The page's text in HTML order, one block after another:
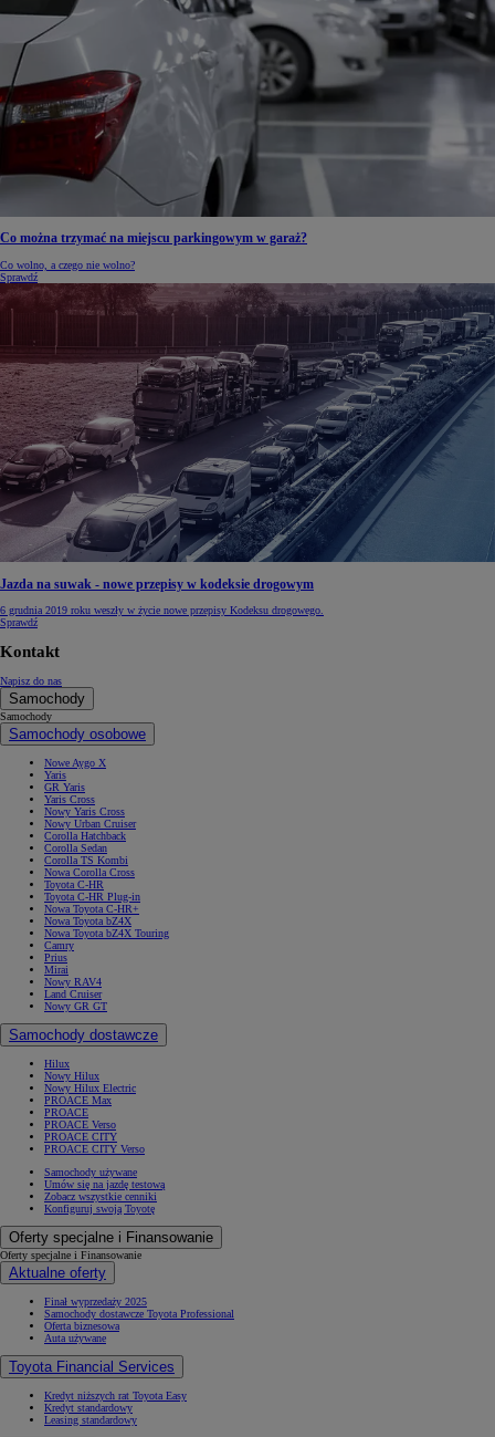
Co można trzymać na miejscu parkingowym w garaż?
Co wolno, a czego nie wolno?
Sprawdź
Jazda na suwak - nowe przepisy w kodeksie drogowym
6 grudnia 2019 roku weszły w życie nowe przepisy Kodeksu drogowego.
Sprawdź
Kontakt
Napisz do nas
Samochody
Samochody
Samochody osobowe
Nowe Aygo X
Yaris
GR Yaris
Yaris Cross
Nowy Yaris Cross
Nowy Urban Cruiser
Corolla Hatchback
Corolla Sedan
Corolla TS Kombi
Nowa Corolla Cross
Toyota C-HR
Toyota C-HR Plug-in
Nowa Toyota C-HR+
Nowa Toyota bZ4X
Nowa Toyota bZ4X Touring
Camry
Prius
Mirai
Nowy RAV4
Land Cruiser
Nowy GR GT
Samochody dostawcze
Hilux
Nowy Hilux
Nowy Hilux Electric
PROACE Max
PROACE
PROACE Verso
PROACE CITY
PROACE CITY Verso
Samochody używane
Umów się na jazdę testową
Zobacz wszystkie cenniki
Konfiguruj swoją Toyotę
Oferty specjalne i Finansowanie
Oferty specjalne i Finansowanie
Aktualne oferty
Finał wyprzedaży 2025
Samochody dostawcze Toyota Professional
Oferta biznesowa
Auta używane
Toyota Financial Services
Kredyt niższych rat Toyota Easy
Kredyt standardowy
Leasing standardowy